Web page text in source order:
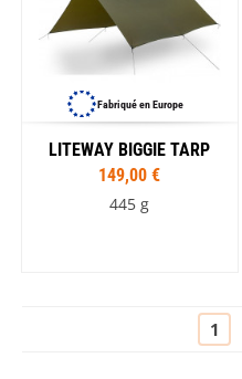
Fabriqué en Europe
LITEWAY BIGGIE TARP
149,00 €
445 g
1